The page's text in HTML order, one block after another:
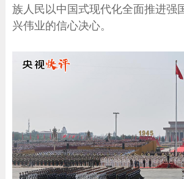
族人民以中国式现代化全面推进强
兴伟业的信心决心。